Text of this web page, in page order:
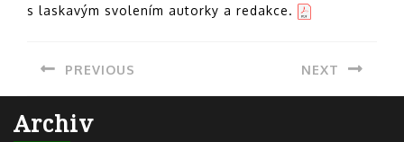
s laskavým svolením autorky a redakce.
navigation
PREVIOUS
post:
NEXT
Archiv